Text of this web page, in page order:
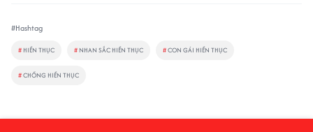
#Hashtag
# HIỀN THỤC # NHAN SẮC HIỀN THỤC #CON GÁI HIỀN THỤC
#CHỒNG HIỀN THỤC